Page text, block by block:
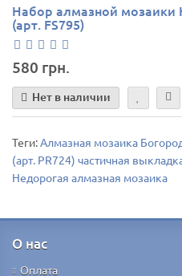
Набор алмазной мозаики
(арт. FS795)
580 грн.
Нет в наличии
Теги:Алмазная мозаика
(арт. PR724) частичная
Недорогая алмазная мозаика
О нас
Оплата